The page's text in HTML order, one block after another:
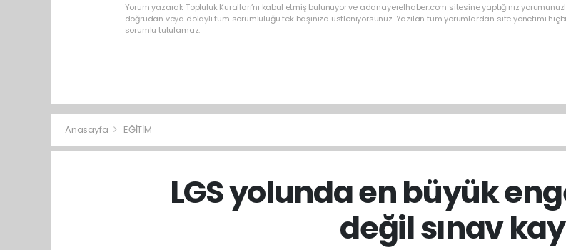
Yorum yazarak Topluluk Kuralları’nı kabul etmiş bulunuyor ve adanayerelhaber.com sitesine yaptığınız
doğrudan veya dolaylı tüm sorumluluğu tek başınıza üstleniyorsunuz. Yazılan tüm yorumlardan site yönetimi
sorumlu tutulamaz.
Anasayfa EĞİTİM
LGS yolunda en büyük
değil sınav